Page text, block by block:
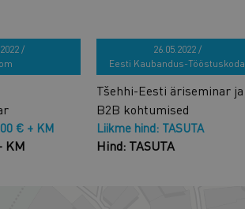
/
€ + KM
KM
26.05.2022 /
Eesti Kaubandus-Tööstuskoda
Tšehhi-Eesti äriseminar ja
B2B kohtumised
Liikme hind: TASUTA
Hind: TASUTA